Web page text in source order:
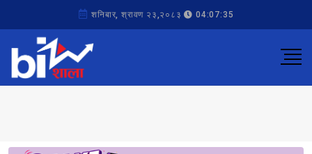
शनिबार, श्रावण २३,२०८३ 04:07:35